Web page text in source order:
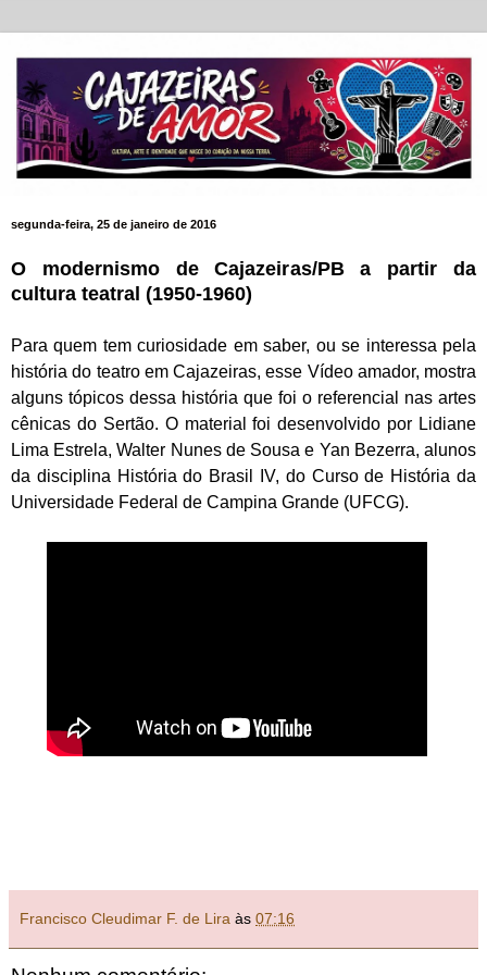
segunda-feira, 25 de janeiro de 2016
O modernismo de Cajazeiras/PB a partir da
cultura teatral (1950-1960)
Para quem tem curiosidade em saber, ou se interessa pela
história do teatro em Cajazeiras, esse Vídeo amador, mostra
alguns tópicos dessa história que foi o referencial nas artes
cênicas do Sertão. O material foi desenvolvido por Lidiane
Lima Estrela, Walter Nunes de Sousa e Yan Bezerra, alunos
da disciplina História do Brasil IV, do Curso de História da
Universidade Federal de Campina Grande (UFCG).
Francisco Cleudimar F. de Lira às 07:16